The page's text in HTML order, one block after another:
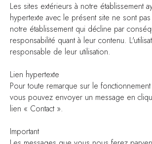
Les sites extérieurs à notre établissement
hypertexte avec le présent site ne sont
notre établissement qui décline par
responsabilité quant à leur contenu.
responsable de leur utilisation.
Lien hypertexte
Pour toute remarque sur le
vous pouvez envoyer un message en
lien « Contact ».
Important